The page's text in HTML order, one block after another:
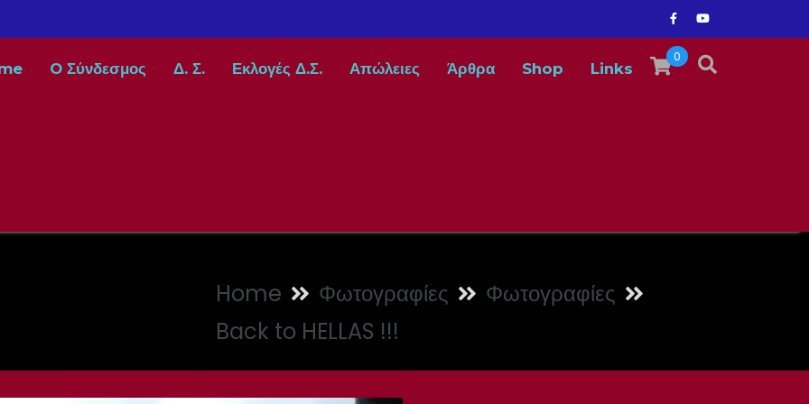
0
O Σύνδεσμος Δ. Σ. Εκλογές Δ.Σ. Απώλειες Άρθρα Shop Links
Home Φωτογραφίες
Φωτογραφίες
Back to HELLAS !!!